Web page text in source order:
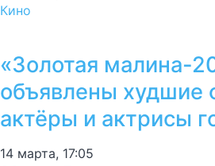
Кино
«Золотая малина-
объявлены худшие
актёры и актрисы
14 марта, 17:05